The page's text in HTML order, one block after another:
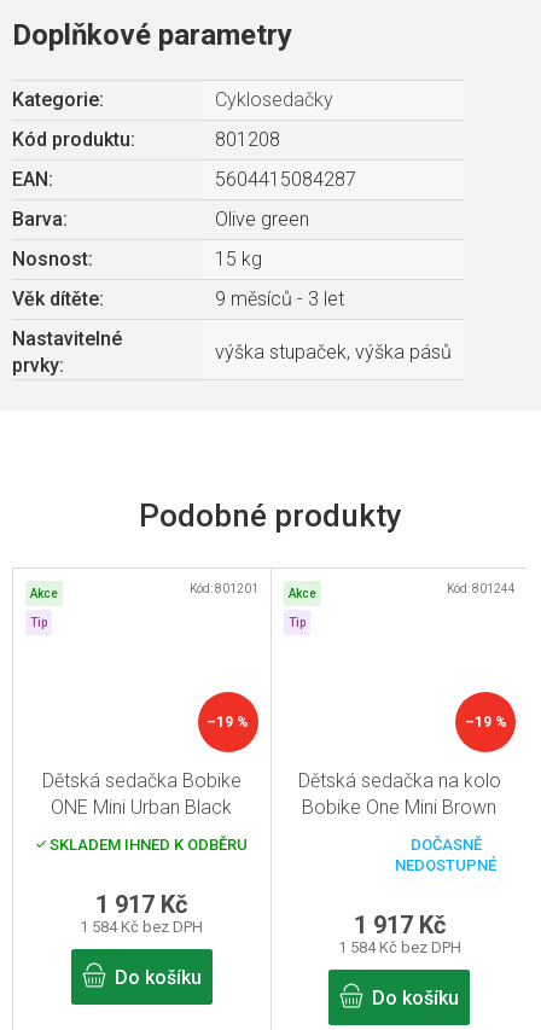
Doplňkové parametry
Kategorie:
Cyklosedačky
Kód produktu:
801208
EAN:
5604415084287
Barva:
Olive green
Nosnost:
15 kg
Věk dítěte:
9 měsíců - 3 let
Nastavitelné
prvky:
výška stupaček, výška pásů
Akce
Tip
–19 %
Dětská sedačka Bobike
ONE Mini Urban Black
SKLADEM IHNED K ODBĚRU
1 584 Kč bez DPH
1 917 Kč
Do košíku
Kód:801201 Akce
Tip
–19 %
Dětská sedačka na kolo
Bobike One Mini Brown
hvězdiček.
DOČASNĚ
NEDOSTUPNÉ
1 584 Kč bez DPH
1 917 Kč
Do košíku
Kód:801244